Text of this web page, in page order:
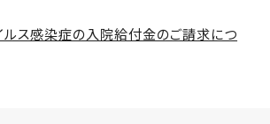
ルス感染症の入院給付金のご請求につ